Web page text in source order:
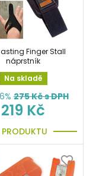
Finger Stall
náprstník
Na skladě
275Kč s DPH
219 Kč
PRODUKTU